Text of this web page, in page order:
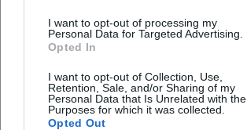
I want to opt-out of processing my
Personal Data for Targeted Advertising.
Opted In
I want to opt-out of Collection, Use,
Retention, Sale, and/or Sharing of my
Personal Data that Is Unrelated with the
Purposes for which it was collected.
Opted Out